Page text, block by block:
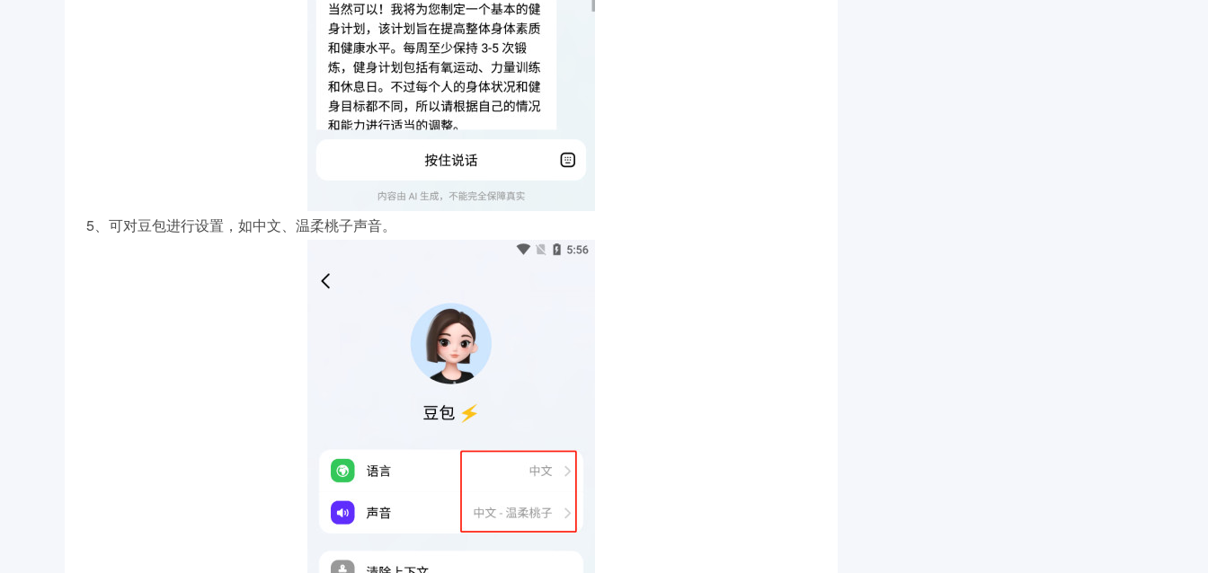
5、可对豆包进行设置，如中文、温柔桃子声音。